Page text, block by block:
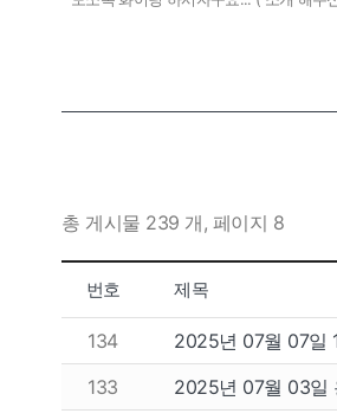
총 게시물 239 개, 페이지 8
번호 제목
134 2025년 07월 07일
133
2025년 07월 03일